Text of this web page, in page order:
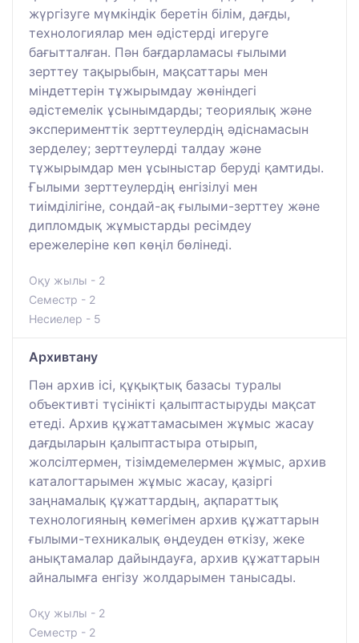
жүргізуге мүмкіндік беретін білім, дағды,
технологиялар мен әдістерді игеруге
бағытталған. Пән бағдарламасы ғылыми
зерттеу тақырыбын, мақсаттары мен
міндеттерін тұжырымдау жөніндегі
әдістемелік ұсынымдарды; теориялық және
эксперименттік зерттеулердің әдіснамасын
зерделеу; зерттеулерді талдау және
тұжырымдар мен ұсыныстар беруді қамтиды.
Ғылыми зерттеулердің енгізілуі мен
тиімділігіне, сондай-ақ ғылыми-зерттеу және
дипломдық жұмыстарды ресімдеу
ережелеріне көп көңіл бөлінеді.
Оқу жылы - 2
Семестр - 2
Несиелер - 5
Архивтану
Пән архив ісі, құқықтық базасы туралы
объективті түсінікті қалыптастыруды мақсат
етеді. Архив құжаттамасымен жұмыс жасау
дағдыларын қалыптастыра отырып,
жолсілтермен, тізімдемелермен жұмыс, архив
каталогтарымен жұмыс жасау, қазіргі
заңнамалық құжаттардың, ақпараттық
технологияның көмегімен архив құжаттарын
ғылыми-техникалық өңдеуден өткізу, жеке
анықтамалар дайындауға, архив құжаттарын
айналымға енгізу жолдарымен танысады.
Оқу жылы - 2
Семестр - 2